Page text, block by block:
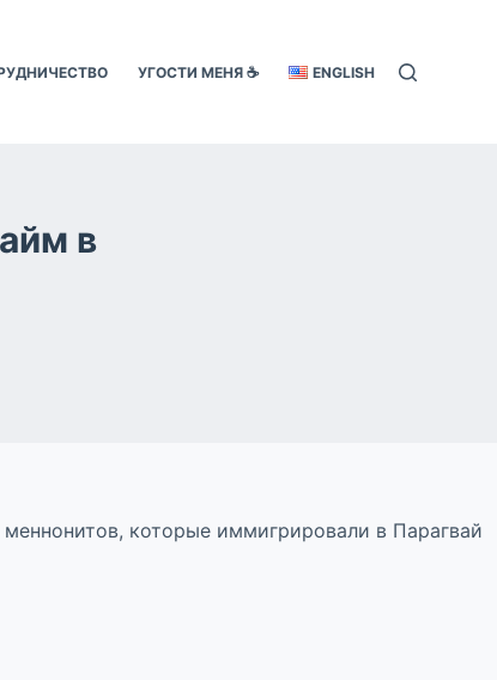
УГОСТИ МЕНЯ ☕️ ENGLISH
в
которые иммигрировали в Парагвай